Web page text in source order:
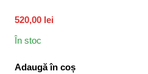
520,00 lei
În stoc
Adaugă în coș